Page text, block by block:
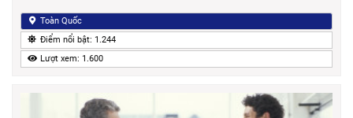
Toàn Quốc
Điểm nổi bật: 1.244
Lượt xem: 1.600